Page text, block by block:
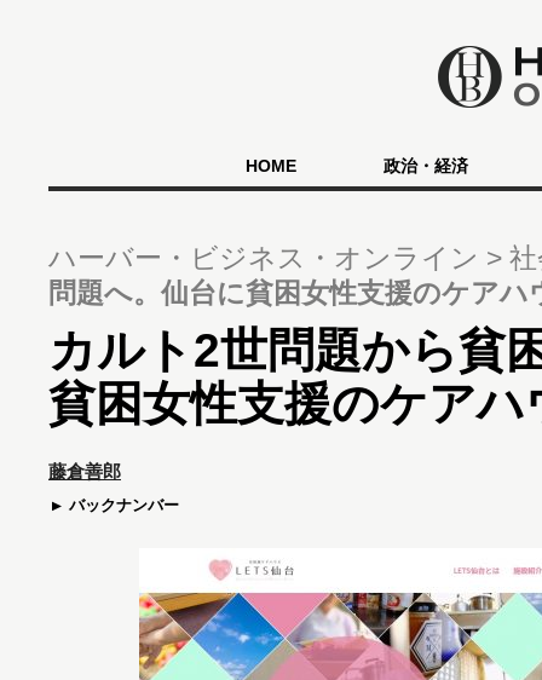
HOME 政治・経済
ハーバー・ビジネス・オンライン
問題へ。仙台に貧困女性支援のケアハ
カルト2世問題から貧
貧困女性支援のケアハ
藤倉善郎
バックナンバー